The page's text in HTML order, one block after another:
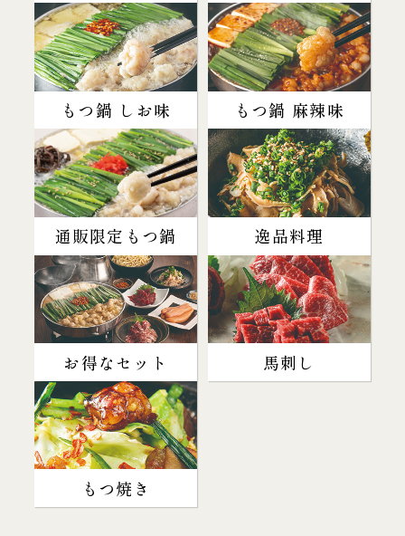
もつ鍋 しお味 もつ鍋 麻辣味
通販限定もつ鍋 逸品料理
お得なセット 馬刺し
もつ焼き